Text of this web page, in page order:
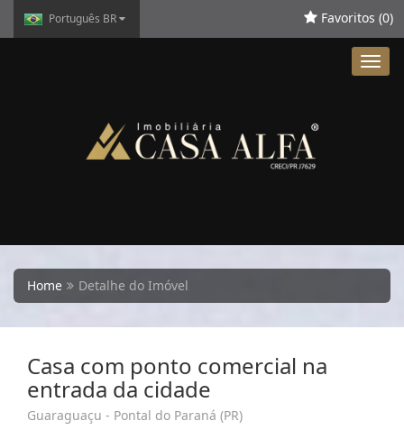
Português BR Favoritos (0)
Home Detalhe do Imóvel
Casa com ponto comercial na
entrada da cidade
Guaraguaçu - Pontal do Paraná (PR)